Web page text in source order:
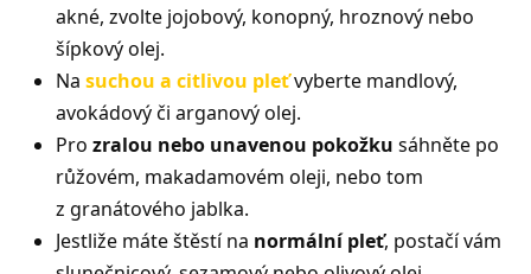
akné, zvolte jojobový, konopný, hroznový nebo
šípkový olej.
Na suchou a citlivou pleťvyberte mandlový,
avokádový či arganový olej.
Pro zralou nebo unavenou pokožku sáhněte po
růžovém, makadamovém oleji, nebo tom
z granátového jablka.
Jestliže máte štěstí na normální pleť, postačí vám